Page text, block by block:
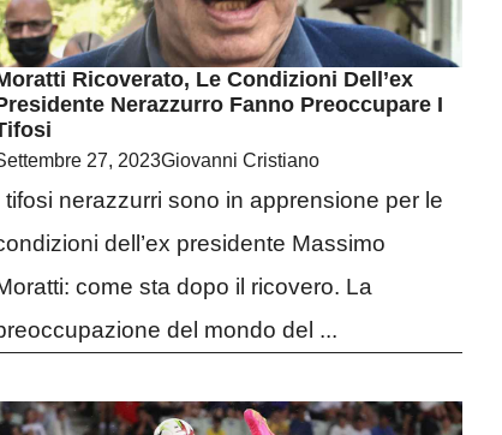
Ricoverato, Le Condizioni Dell’ex
Nerazzurro Fanno Preoccupare I
27, 2023Giovanni Cristiano
tifosi nerazzurri sono in apprensione per le
dell’ex presidente Massimo
come sta dopo il ricovero. La
del mondo del ...